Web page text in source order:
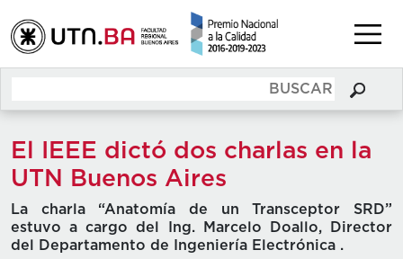
El IEEE dictó dos charlas en la
UTN Buenos Aires
La charla “Anatomía de un Transceptor SRD”
estuvo a cargo del Ing. Marcelo Doallo, Director
del Departamento de Ingeniería Electrónica .